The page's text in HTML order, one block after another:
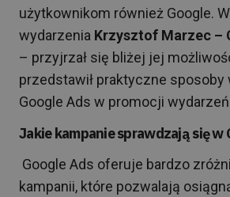
użytkownikom również Google.
wydarzenia Krzysztof Marzec –
– przyjrzał się bliżej jej
przedstawił praktyczne sposoby
Google Ads w promocji
Jakie kampanie sprawdzają się w
Google Ads oferuje bardzo
kampanii, które pozwalają